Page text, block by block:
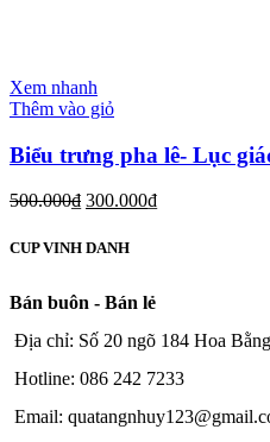
Xem nhanh
Thêm vào giỏ
Biểu trưng pha lê- Lục
500.000₫ 300.000₫
CUP VINH DANH
Bán buôn - Bán lẻ
Địa chỉ: Số 20 ngõ 184 Hoa
Hotline: 086 242 7233
Email: